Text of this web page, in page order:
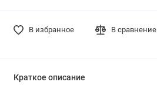
В избранное В сравнение
Краткое описание